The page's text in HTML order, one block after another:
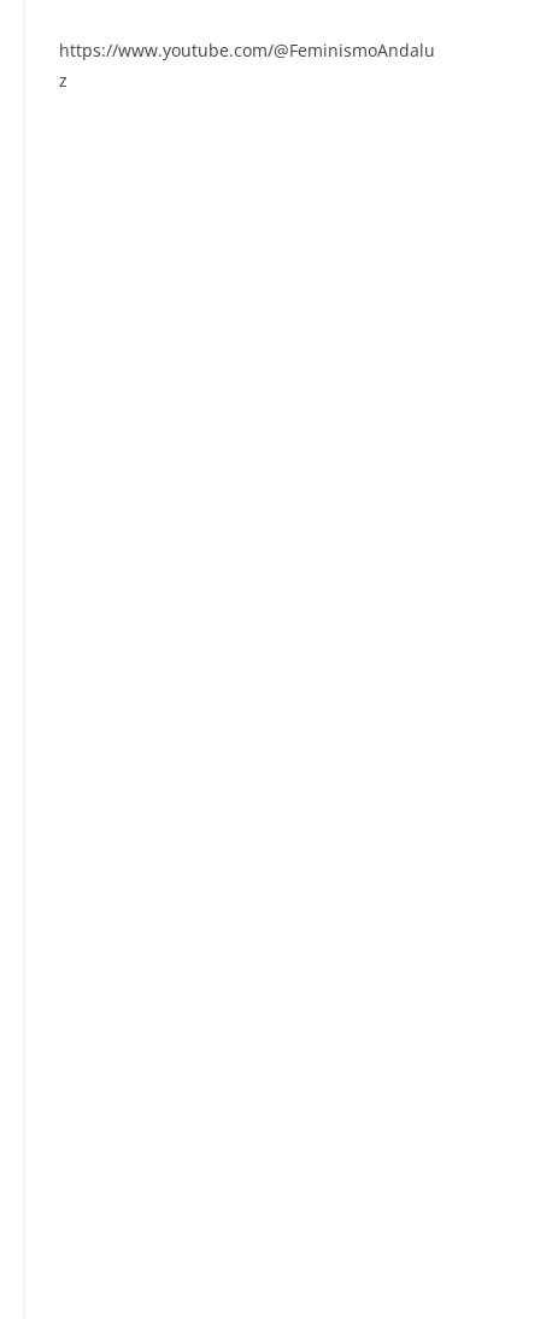
https://www.youtube.com/@FeminismoAndalu
z